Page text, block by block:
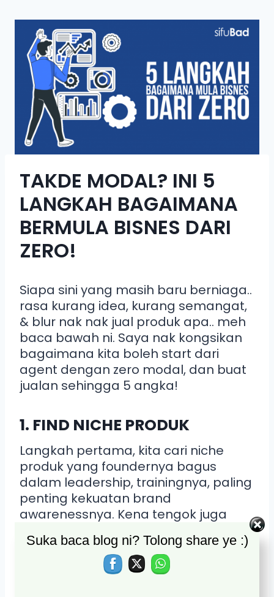
TAKDE MODAL? INI 5
LANGKAH BAGAIMANA
BERMULA BISNES DARI
ZERO!
Siapa sini yang masih baru berniaga..
rasa kurang idea, kurang semangat,
& blur nak nak jual produk apa.. meh
baca bawah ni. Saya nak kongsikan
bagaimana kita boleh start dari
agent dengan zero modal, dan buat
jualan sehingga 5 angka!
1. FIND NICHE PRODUK
Langkah pertama, kita cari niche
produk yang foundernya bagus
dalam leadership, trainingnya, paling
penting kekuatan brand
awarenessnya. Kena tengok juga
customer atau tak.Survey produk
yang banyak demand.Ini untuk
orang yang belum start apa2 lagi
Suka baca blog ni? Tolong share ye :)